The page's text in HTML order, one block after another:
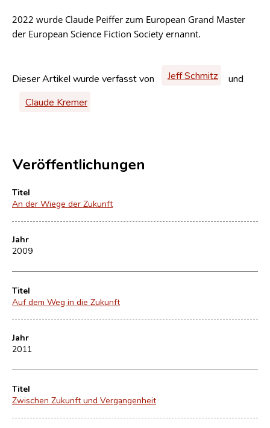
2022 wurde Claude Peiffer zum European Grand Master
der European Science Fiction Society ernannt.
Dieser Artikel wurde verfasst von Jeff Schmitz
und
Claude Kremer
Veröffentlichungen
Titel
An der Wiege der Zukunft
Jahr
2009
Titel
Auf dem Weg in die Zukunft
Jahr
2011
Titel
Zwischen Zukunft und Vergangenheit